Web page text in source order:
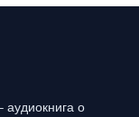
аудиокнига о